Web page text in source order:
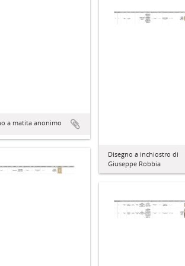
a matita anonimo
Disegno a inchiostro di
Giuseppe Robbia